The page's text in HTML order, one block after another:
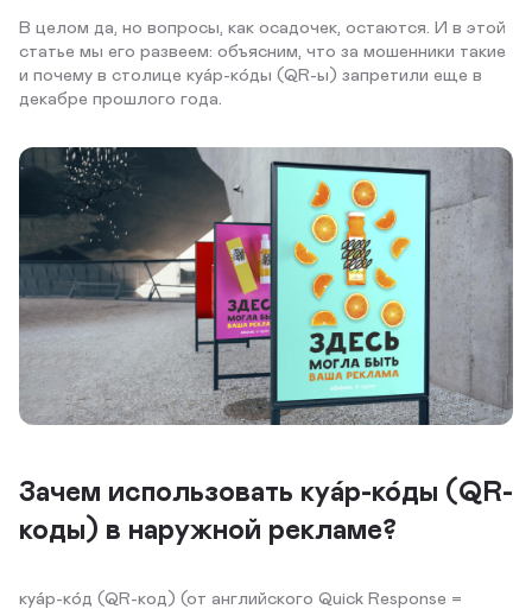
В целом да, но вопросы, как осадочек, остаются. И в этой
статье мы его развеем: объясним, что за мошенники такие
и почему в столице куа́р-ко́ды (QR-ы) запретили еще в
декабре прошлого года.
Зачем использовать куа́р-ко́ды (QR-
коды) в наружной рекламе?
куа́р-ко́д (QR-код) (от английского Quick Response =